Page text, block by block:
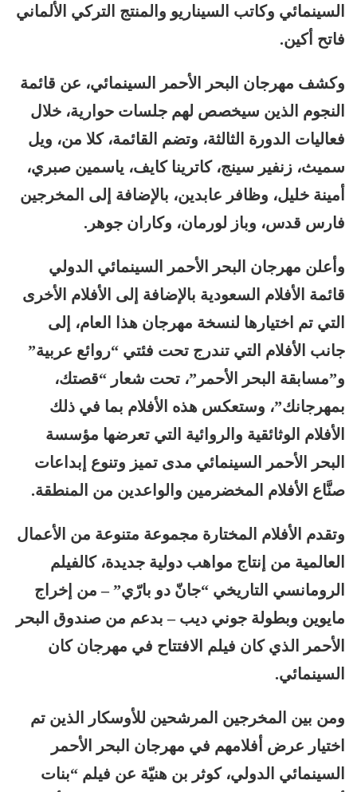
السينمائي وكاتب السيناريو والمنتج التركي الألماني
فاتح أكين.
وكشف مهرجان البحر الأحمر السينمائي، عن قائمة
النجوم الذين سيخصص لهم جلسات حوارية، خلال
فعاليات الدورة الثالثة، وتضم القائمة، كلا من، ويل
سميث، زنفير سينج، كاترينا كايف، ياسمين صبري،
أمينة خليل، وظافر عابدين، بالإضافة إلى المخرجين
فارس قدس، وباز لورمان، وكاران جوهر.
وأعلن مهرجان البحر الأحمر السينمائي الدولي
قائمة الأفلام السعودية بالإضافة إلى الأفلام الأخرى
التي تم اختيارها لنسخة مهرجان هذا العام، إلى
جانب الأفلام التي تندرج تحت فئتي “روائع عربية”
و”مسابقة البحر الأحمر”، تحت شعار “قصتك،
بمهرجانك”، وستعكس هذه الأفلام بما في ذلك
الأفلام الوثائقية والروائية التي تعرضها مؤسسة
البحر الأحمر السينمائي مدى تميز وتنوع إبداعات
صنَّاع الأفلام المخضرمين والواعدين من المنطقة.
وتقدم الأفلام المختارة مجموعة متنوعة من الأعمال
العالمية من إنتاج مواهب دولية جديدة، كالفيلم
الرومانسي التاريخي “جانّ دو بارّي” – من إخراج
مايوين وبطولة جوني ديب – بدعم من صندوق البحر
الأحمر الذي كان فيلم الافتتاح في مهرجان كان
السينمائي.
ومن بين المخرجين المرشحين للأوسكار الذين تم
اختيار عرض أفلامهم في مهرجان البحر الأحمر
السينمائي الدولي، كوثر بن هنيّة عن فيلم “بنات